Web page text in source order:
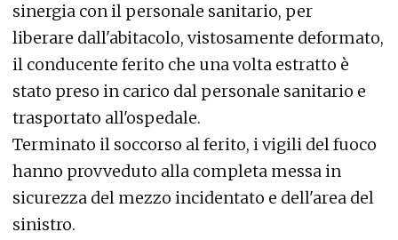
sinergia con il personale sanitario, per
liberare dall'abitacolo, vistosamente deformato,
il conducente ferito che una volta estratto è
stato preso in carico dal personale sanitario e
trasportato all'ospedale.
Terminato il soccorso al ferito, i vigili del fuoco
hanno provveduto alla completa messa in
sicurezza del mezzo incidentato e dell'area del
sinistro.